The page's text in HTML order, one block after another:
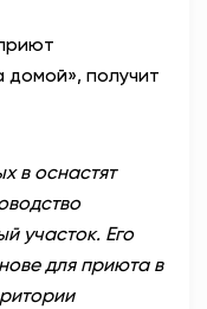
домой», получит
в оснастят
участок. Его
для приюта в